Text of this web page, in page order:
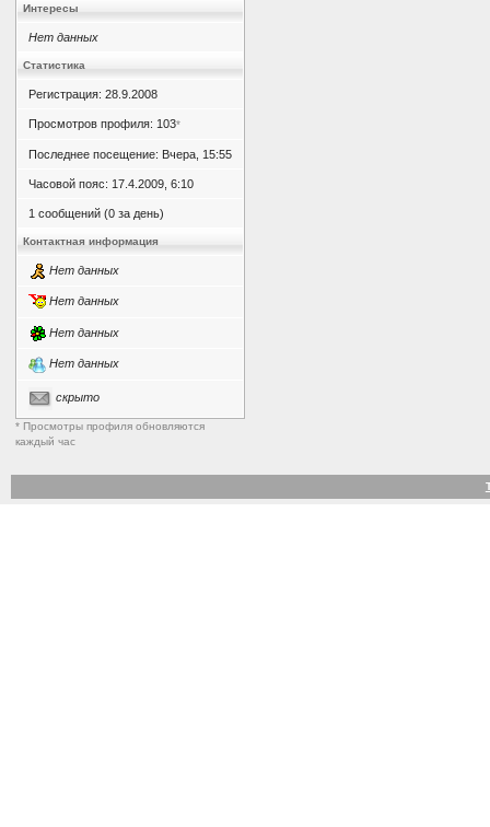
Интересы
Нет данных
Статистика
Регистрация: 28.9.2008
Просмотров профиля: 103*
Последнее посещение: Вчера, 15:55
Часовой пояс: 17.4.2009, 6:10
1 сообщений (0 за день)
Контактная информация
Нет данных
Нет данных
Нет данных
Нет данных
скрыто
* Просмотры профиля обновляются
каждый час